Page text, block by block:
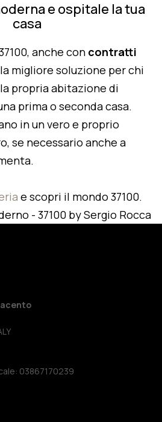
e ospitale la tua
casa
anche con contratti
migliore soluzione per chi
propria abitazione di
prima o seconda casa.
in un vero e proprio
se necessario anche a
e scopri il mondo 37100.
03867170239